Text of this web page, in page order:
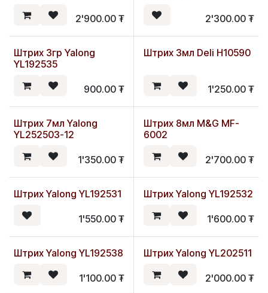
2'900.00₮ 2'300.00₮
Шинэ
Штрих 3гр Yalong
YL192535
900.00₮
Штрих 3мл Deli H10590
1'250.00₮
Штрих 7мл Yalong
YL252503-12
1'350.00₮
Штрих 8мл M&G MF-
6002
2'700.00₮
Штрих Yalong YL192531
1'550.00₮
Штрих Yalong YL192532
1'600.00₮
Штрих Yalong YL192538
1'100.00₮
Штрих Yalong YL202511
2'000.00₮